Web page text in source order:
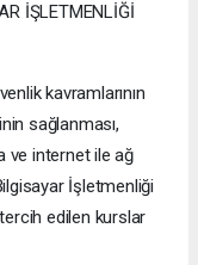
İŞLETMENLİĞİ
kavramlarının
sağlanması,
ve internet ile ağ
İşletmenliği
edilen kurslar